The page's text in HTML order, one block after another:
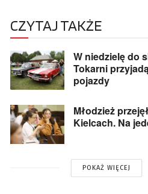
CZYTAJ TAKŻE
W niedzielę do
Tokarni
pojazdy
Młodzież
Kielcach. Na
POKAŻ WIĘCEJ